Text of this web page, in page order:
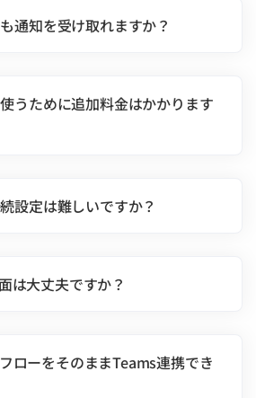
通知を受け取れますか？
うために追加料金はかかります
設定は難しいですか？
は大丈夫ですか？
ローをそのままTeams連携でき